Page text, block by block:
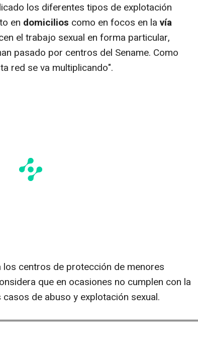
los diferentes tipos de explotación
en domicilios como en focos en la vía
el trabajo sexual en forma particular,
pasado por centros del Sename. Como
red se va multiplicando".
centros de protección de menores
que en ocasiones no cumplen con la
casos de abuso y explotación sexual.